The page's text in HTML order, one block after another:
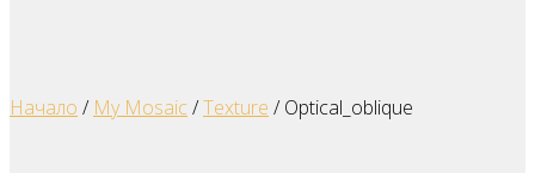
Начало / My Mosaic /Texture / Optical_oblique